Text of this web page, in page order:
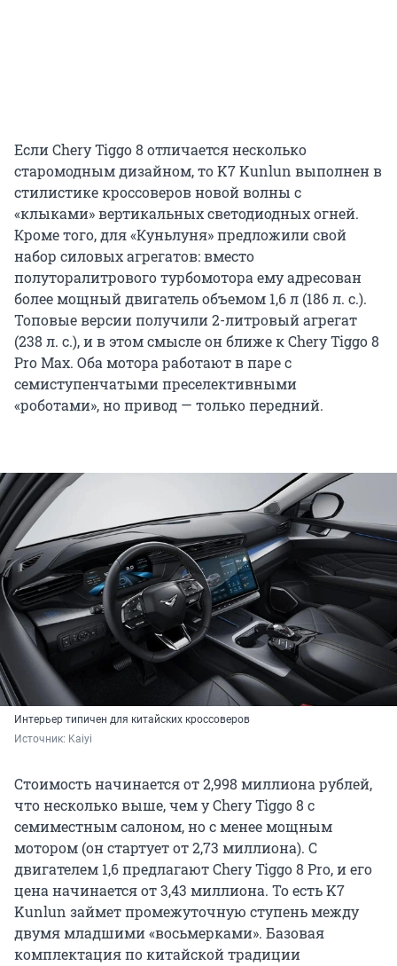
Если Chery Tiggo 8 отличается несколько
старомодным дизайном, то K7 Kunlun выполнен в
стилистике кроссоверов новой волны с
«клыками» вертикальных светодиодных огней.
Кроме того, для «Куньлуня» предложили свой
набор силовых агрегатов: вместо
полуторалитрового турбомотора ему адресован
более мощный двигатель объемом 1,6 л (186 л. с.).
Топовые версии получили 2-литровый агрегат
(238 л. с.), и в этом смысле он ближе к Chery Tiggo 8
Pro Max. Оба мотора работают в паре с
семиступенчатыми преселективными
«роботами», но привод — только передний.
Интерьер типичен для китайских кроссоверов
Источник: Kaiyi
Стоимость начинается от 2,998 миллиона рублей,
что несколько выше, чем у Chery Tiggo 8 с
семиместным салоном, но с менее мощным
мотором (он стартует от 2,73 миллиона). С
двигателем 1,6 предлагают Chery Tiggo 8 Pro, и его
цена начинается от 3,43 миллиона. То есть K7
Kunlun займет промежуточную ступень между
двумя младшими «восьмерками». Базовая
комплектация по китайской традиции